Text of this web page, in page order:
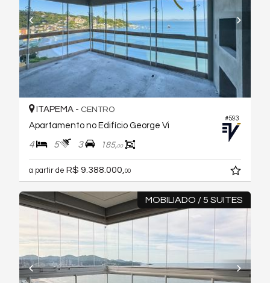
#593
ITAPEMA - CENTRO
Apartamento no Edifício George Vi
4 5 3 185,00
a partir de R$ 9.388.000, 00
MOBILIADO / 5 SUITES